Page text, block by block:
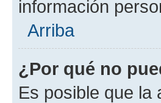
información
Arriba
¿Por qué no
Es posible que la